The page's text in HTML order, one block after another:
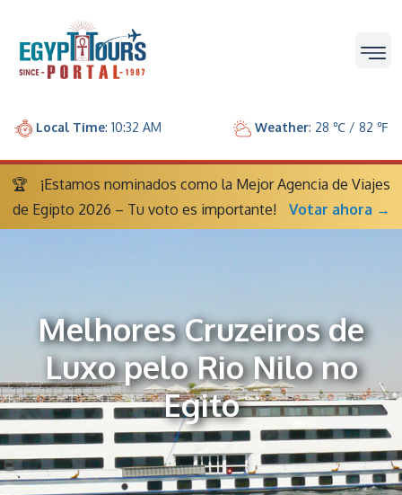
Local Time: 10:32 AM Weather: 28 ℃ / 82 ℉
🏆
¡Estamos nominados como la Mejor Agencia de Viajes
de Egipto 2026 – Tu voto es importante!
Votar ahora →
Melhores Cruzeiros de
Luxo pelo Rio Nilo no
Egito